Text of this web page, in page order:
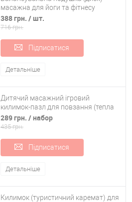
масажна для йоги та фітнесу
(масажер для ніг/стоп/тіла) OSPORT
(MS 1651-4)
388 грн. / шт.
716 грн.
Підписатися
Детальніше
Дитячий масажний ігровий
килимок-пазл для повзання (тепла
підлога) 9 шт. 1см OSPORT (M 2630)
289 грн. / набор
435 грн.
Підписатися
Детальніше
Килимок (туристичний каремат) для